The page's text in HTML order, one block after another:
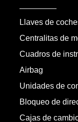
Llaves de
Centralitas de
Cuadros de
Airbag
Unidades de
Bloqueo de
Cajas de